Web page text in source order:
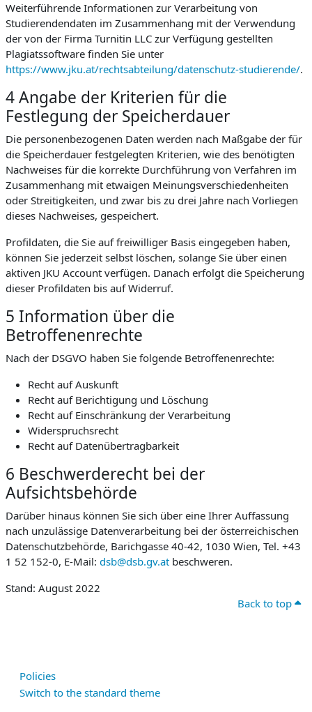
Weiterführende Informationen zur Verarbeitung von
Studierendendaten im Zusammenhang mit der Verwendung
der von der Firma Turnitin LLC zur Verfügung gestellten
Plagiatssoftware finden Sie unter
https://www.jku.at/rechtsabteilung/datenschutz-studierende/.
4 Angabe der Kriterien für die
Festlegung der Speicherdauer
Die personenbezogenen Daten werden nach Maßgabe der für
die Speicherdauer festgelegten Kriterien, wie des benötigten
Nachweises für die korrekte Durchführung von Verfahren im
Zusammenhang mit etwaigen Meinungsverschiedenheiten
oder Streitigkeiten, und zwar bis zu drei Jahre nach Vorliegen
dieses Nachweises, gespeichert.
Profildaten, die Sie auf freiwilliger Basis eingegeben haben,
können Sie jederzeit selbst löschen, solange Sie über einen
aktiven JKU Account verfügen. Danach erfolgt die Speicherung
dieser Profildaten bis auf Widerruf.
5 Information über die
Betroffenenrechte
Nach der DSGVO haben Sie folgende Betroffenenrechte:
Recht auf Auskunft
Recht auf Berichtigung und Löschung
Recht auf Einschränkung der Verarbeitung
Widerspruchsrecht
Recht auf Datenübertragbarkeit
6 Beschwerderecht bei der
Aufsichtsbehörde
Darüber hinaus können Sie sich über eine Ihrer Auffassung
nach unzulässige Datenverarbeitung bei der österreichischen
Datenschutzbehörde, Barichgasse 40-42, 1030 Wien, Tel. +43
1 52 152-0, E-Mail: dsb@dsb.gv.at beschweren.
Stand: August 2022
Back to top
Policies
Switch to the standard theme